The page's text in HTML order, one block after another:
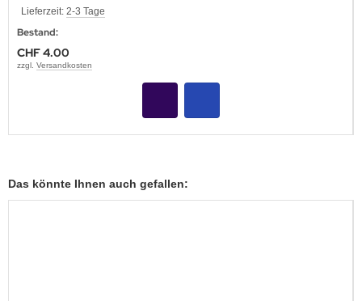
Lieferzeit: 2-3 Tage
Bestand:
CHF 4.00
zzgl. Versandkosten
Das könnte Ihnen auch gefallen: